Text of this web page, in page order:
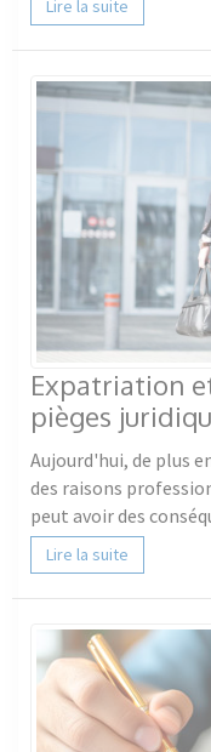
Lire la suite
Expatriation
pièges
Aujourd'hui, de plus
des raisons
peut avoir des
Lire la suite